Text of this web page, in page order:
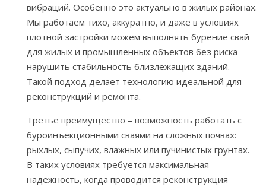
вибраций. Особенно это актуально в жилых районах.
Мы работаем тихо, аккуратно, и даже в условиях
плотной застройки можем выполнять бурение свай
для жилых и промышленных объектов без риска
нарушить стабильность близлежащих зданий.
Такой подход делает технологию идеальной для
реконструкций и ремонта.
Третье преимущество – возможность работать с
буроинъекционными сваями на сложных почвах:
рыхлых, сыпучих, влажных или пучинистых грунтах.
В таких условиях требуется максимальная
надежность, когда проводится реконструкция